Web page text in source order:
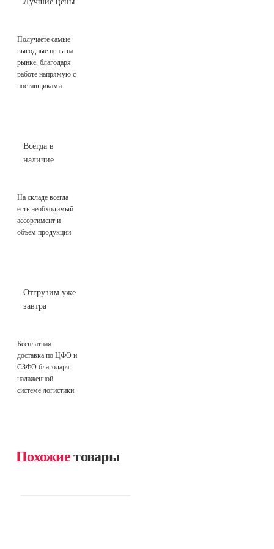
Получаете самые
выгодные цены на
рынке, благодаря
работе напрямую с
поставщиками
Всегда в
наличие
На складе всегда
есть необходимый
ассортимент и
объём продукции
Отгрузим уже
завтра
Бесплатная
доставка по ЦФО и
СЗФО благодаря
налаженной
системе логистики
Похожиетовары